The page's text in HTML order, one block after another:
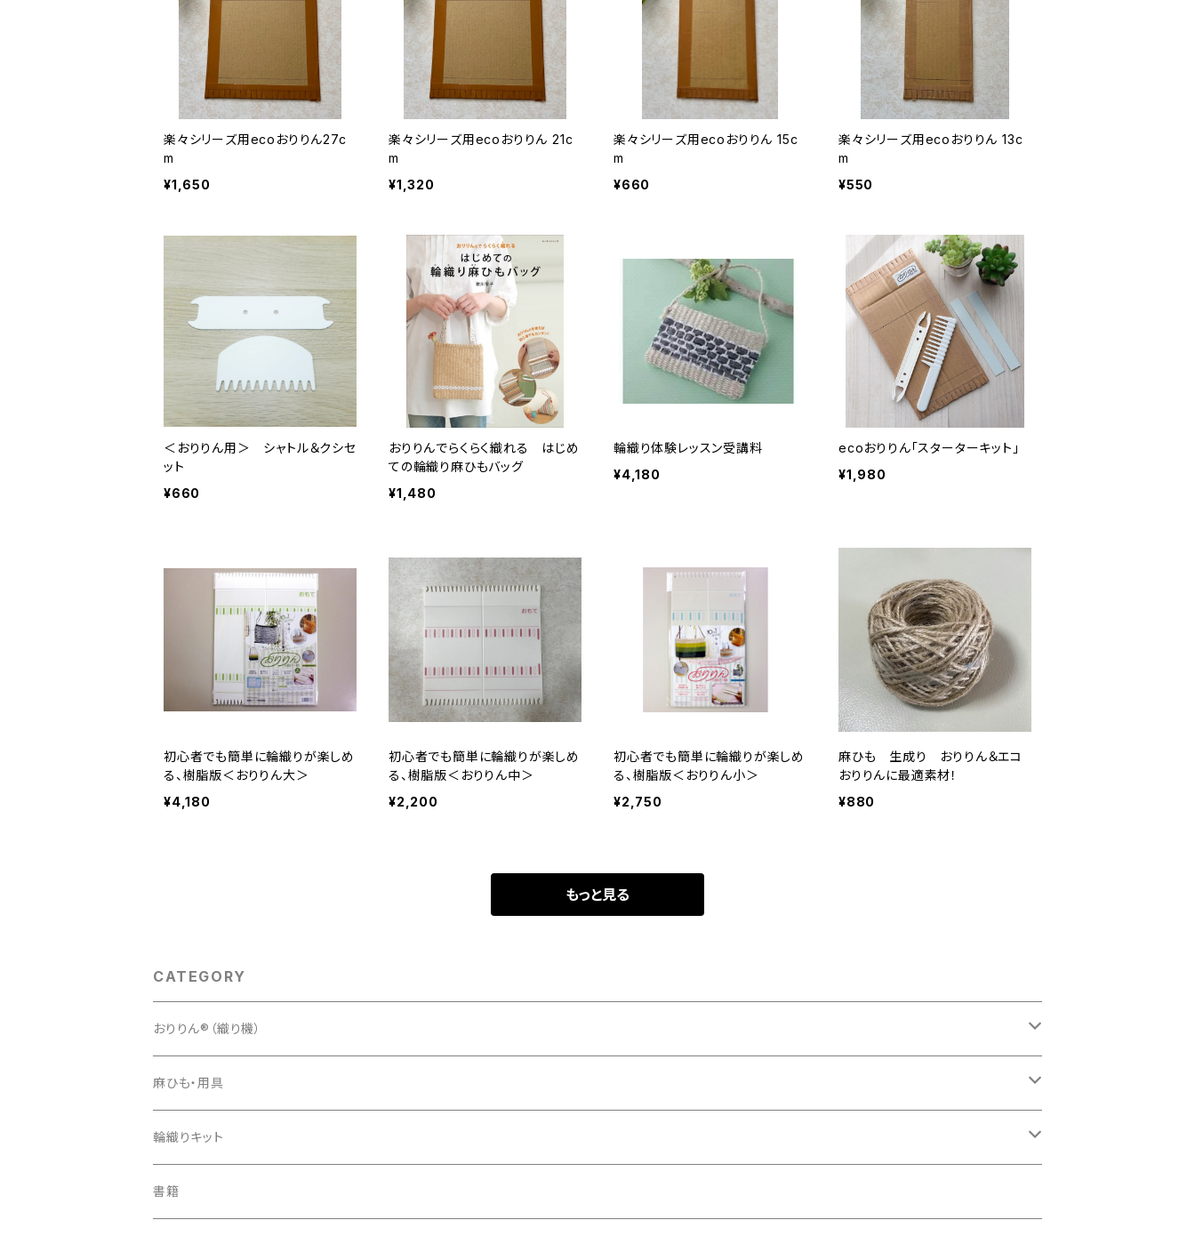
楽々シリーズ用ecoおりりん27c
m
¥1,650
楽々シリーズ用ecoおりりん 21c
m
¥1,320
楽々シリーズ用ecoおりりん 15c
m
¥660
楽々シリーズ用ecoおりりん 13c
m
¥550
＜おりりん用＞ シャトル＆クシセ
ット
¥660
おりりんでらくらく織れる はじめ
ての輪織り麻ひもバッグ
¥1,480
輪織り体験レッスン受講料
¥4,180
ecoおりりん「スターターキット」
¥1,980
初心者でも簡単に輪織りが楽しめ
る、樹脂版＜おりりん大＞
¥4,180
初心者でも簡単に輪織りが楽しめ
る、樹脂版＜おりりん中＞
¥2,200
初心者でも簡単に輪織りが楽しめ
る、樹脂版＜おりりん小＞
¥2,750
麻ひも 生成り おりりん＆エコ
おりりんに最適素材！
¥880
もっと見る
CATEGORY
おりりん®（織り機）
樹脂おりりん®
ダンボール版ecoおりりん
麻ひも・用具
カラー麻ひも
用具
輪織りキット
習熟コースキット
書籍